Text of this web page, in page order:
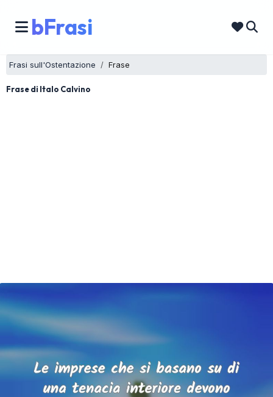
bFrasi
Frasi sull'Ostentazione Frase
Frase di Italo Calvino